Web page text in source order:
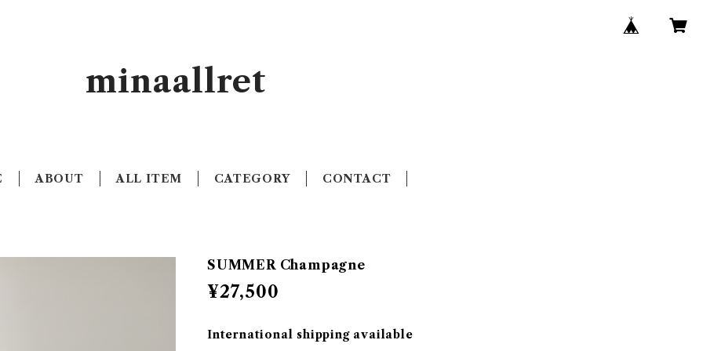
minaallret
ABOUT ALL ITEM CATEGORY CONTACT
SUMMER Champagne
¥27,500
International shipping available